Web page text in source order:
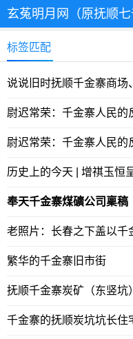
玄菟明月网（原抚顺七
标签匹配
说说旧时抚顺千金寨商场
尉迟常荣：千金寨人民的
尉迟常荣：千金寨人民的
历史上的今天 | 增祺玉恒
奉天千金寨煤礦公司稟稿
老照片：长春之下盖以千
繁华的千金寨旧市街
抚顺千金寨炭矿（东竖坑）
千金寨的抚顺炭坑坑长住